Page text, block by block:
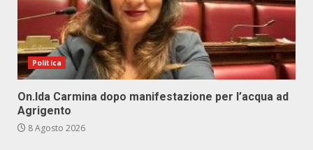
Politica
On.Ida Carmina dopo manifestazione per l’acqua ad
Agrigento
8 Agosto 2026